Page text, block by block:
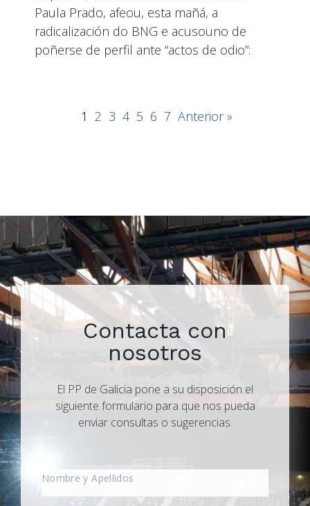
Paula Prado, afeou, esta mañá, a
radicalización do BNG e acusouno de
poñerse de perfil ante “actos de odio”:
1 2 3 4 5 6 7 Anterior »
Contacta con
nosotros
El PP de Galicia pone a su disposición el
siguiente formulario para que nos pueda
enviar consultas o sugerencias.